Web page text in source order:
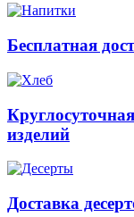
Бесплатная
изделий
Доставка